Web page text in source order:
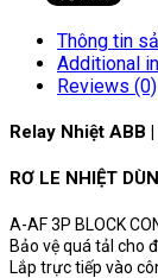
Thông tin
Additional
Reviews (0)
Relay Nhiệt ABB
RƠ LE NHIỆT
A-AF 3P BLOCK
Bảo vệ quá tảI cho
Lắp trực tiếp vào